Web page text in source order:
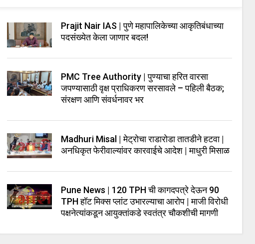
Prajit Nair IAS | पुणे महापालिकेच्या आकृतिबंधाच्या
पदसंख्येत केला जाणार बदल!
PMC Tree Authority | पुण्याचा हरित वारसा
जपण्यासाठी वृक्ष प्राधिकरण सरसावले – पहिली बैठक;
संरक्षण आणि संवर्धनावर भर
Madhuri Misal | मेट्रोचा राडारोडा तातडीने हटवा |
अनधिकृत फेरीवाल्यांवर कारवाईचे आदेश | माधुरी मिसाळ
Pune News | 120 TPH ची कागदपत्रे देऊन 90
TPH हॉट मिक्स प्लांट उभारल्याचा आरोप | माजी विरोधी
पक्षनेत्यांकडून आयुक्तांकडे स्वतंत्र चौकशीची मागणी